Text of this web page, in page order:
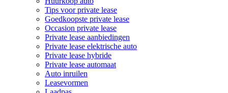
Tips voor private lease
Goedkoopste private lease
Occasion private lease
Private lease aanbiedingen
Private lease elektrische auto
Private lease hybride
Private lease automaat
Auto inruilen
Leasevormen